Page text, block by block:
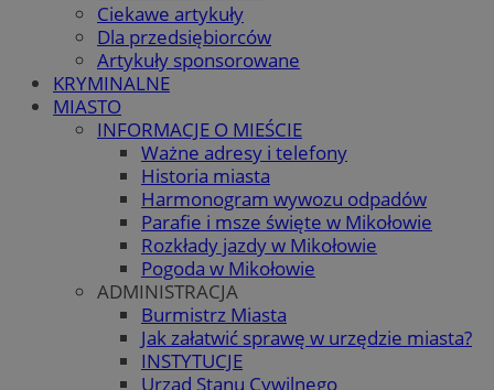
Ciekawe artykuły
Dla przedsiębiorców
Artykuły sponsorowane
KRYMINALNE
MIASTO
INFORMACJE O MIEŚCIE
Ważne adresy i telefony
Historia miasta
Harmonogram wywozu odpadów
Parafie i msze święte w Mikołowie
Rozkłady jazdy w Mikołowie
Pogoda w Mikołowie
ADMINISTRACJA
Burmistrz Miasta
Jak załatwić sprawę w urzędzie miasta?
INSTYTUCJE
Urząd Stanu Cywilnego